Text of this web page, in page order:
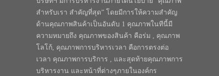
สำหรับเรา สำคัญที่สุด” โดยมีการให้ความสำคัญ
ด้านคุณภาพสินค้าเป็นอันดับ 1 คุณภาพในทีนี้มี
ความหมายถึง คุณภาพของสินค้า คือร่ม , คุณภาพ
โลโก้, คุณภาพการบริหารเวลา คือการตรงต่อ
เวลา คุณภาพการบริการ , และสุดท้ายคุณภาพการ
บริหารงาน และหน้าที่ต่างๆภายในองค์กร